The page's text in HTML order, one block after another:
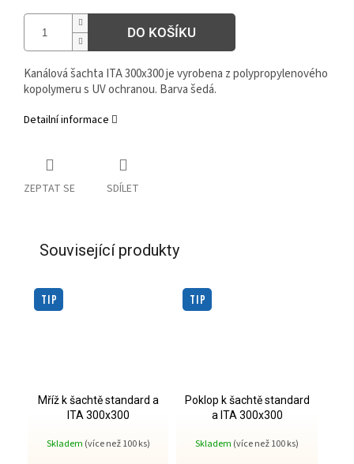
DO KOŠÍKU
Kanálová šachta ITA 300x300 je vyrobena z polypropylenového
kopolymeru s UV ochranou. Barva šedá.
Detailní informace
ZEPTAT SE SDÍLET
Související produkty
TIP
Mříž k šachtě standard a
ITA 300x300
Skladem (více než 100 ks)
TIP
Poklop k šachtě standard
a ITA 300x300
Skladem (více než 100 ks)